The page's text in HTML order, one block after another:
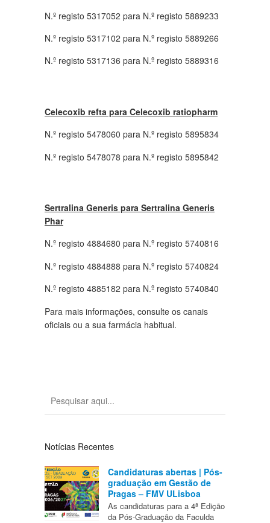
N.º registo 5317052 para N.º registo 5889233
N.º registo 5317102 para N.º registo 5889266
N.º registo 5317136 para N.º registo 5889316
Celecoxib refta para Celecoxib ratiopharm
N.º registo 5478060 para N.º registo 5895834
N.º registo 5478078 para N.º registo 5895842
Sertralina Generis para Sertralina Generis
Phar
N.º registo 4884680 para N.º registo 5740816
N.º registo 4884888 para N.º registo 5740824
N.º registo 4885182 para N.º registo 5740840
Para mais informações, consulte os canais
oficiais ou a sua farmácia habitual.
Notícias Recentes
Candidaturas abertas | Pós-
graduação em Gestão de
Pragas – FMV ULisboa
As candidaturas para a 4ª Edição
da Pós-Graduação da Faculda